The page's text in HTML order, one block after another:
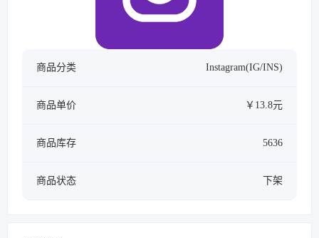
商品分类 Instagram(IG/INS)
商品单价 ￥13.8元
商品库存 5636
商品状态 下架